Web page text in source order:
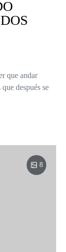
que andar
después se
8